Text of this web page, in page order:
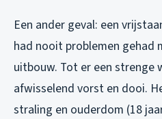
Een ander geval: een
had nooit problemen gehad
uitbouw. Tot er een strenge
afwisselend vorst en dooi.
straling en ouderdom (18